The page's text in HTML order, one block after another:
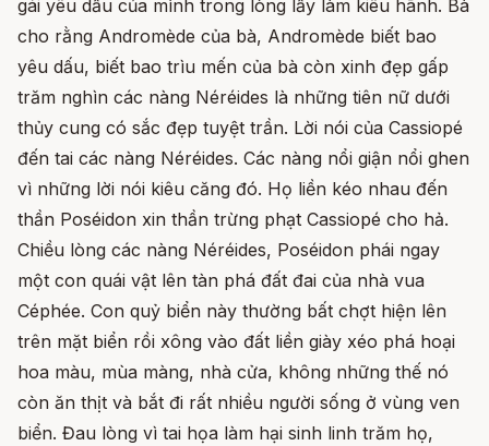
gái yêu dấu của mình trong lòng lấy làm kiêu hãnh. Bà
cho rằng Andromède của bà, Andromède biết bao
yêu dấu, biết bao trìu mến của bà còn xinh đẹp gấp
trăm nghìn các nàng Néréides là những tiên nữ dưới
thủy cung có sắc đẹp tuyệt trần. Lời nói của Cassiopé
đến tai các nàng Néréides. Các nàng nổi giận nổi ghen
vì những lời nói kiêu căng đó. Họ liền kéo nhau đến
thần Poséidon xin thần trừng phạt Cassiopé cho hả.
Chiều lòng các nàng Néréides, Poséidon phái ngay
một con quái vật lên tàn phá đất đai của nhà vua
Céphée. Con quỷ biển này thường bất chợt hiện lên
trên mặt biển rồi xông vào đất liền giày xéo phá hoại
hoa màu, mùa màng, nhà cửa, không những thế nó
còn ăn thịt và bắt đi rất nhiều người sống ở vùng ven
biển. Đau lòng vì tai họa làm hại sinh linh trăm họ,